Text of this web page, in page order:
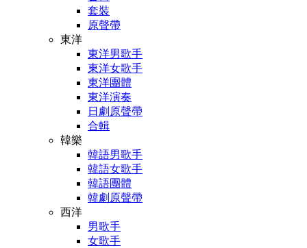
套裝
原聲帶
東洋
東洋男歌手
東洋女歌手
東洋團體
東洋演奏
日劇原聲帶
合輯
韓樂
韓語男歌手
韓語女歌手
韓語團體
韓劇原聲帶
西洋
男歌手
女歌手